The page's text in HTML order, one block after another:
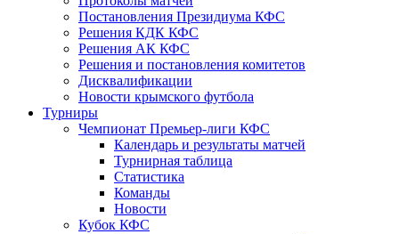
Постановления Президиума КФС
Решения КДК КФС
Решения АК КФС
Решения и постановления комитетов
Дисквалификации
Новости крымского футбола
Турниры
Чемпионат Премьер-лиги КФС
Календарь и результаты матчей
Турнирная таблица
Статистика
Команды
Новости
Кубок КФС